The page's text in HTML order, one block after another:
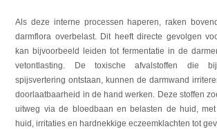
Als deze interne processen haperen, raken
darmflora overbelast. Dit heeft directe gevolgen
kan bijvoorbeeld leiden tot fermentatie in de
vetontlasting. De toxische afvalstoffen die
spijsvertering ontstaan, kunnen de darmwand
doorlaatbaarheid in de hand werken. Deze stoffen
uitweg via de bloedbaan en belasten de huid,
huid, irritaties en hardnekkige eczeemklachten tot